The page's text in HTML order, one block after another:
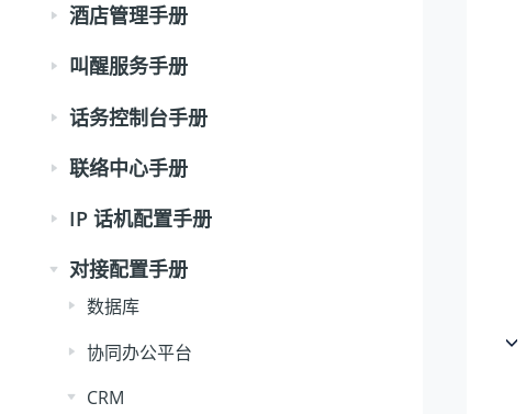
酒店管理手册
叫醒服务手册
话务控制台手册
联络中心手册
IP 话机配置手册
对接配置手册
数据库
协同办公平台
CRM